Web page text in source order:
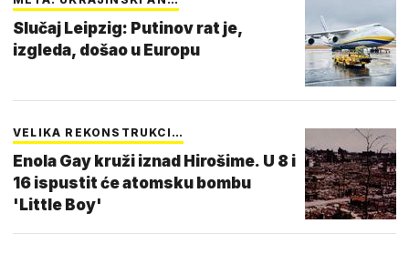
Slučaj Leipzig: Putinov rat je,
izgleda, došao u Europu
VELIKA REKONSTRUKCI…
Enola Gay kruži iznad Hirošime. U 8 i
16 ispustit će atomsku bombu
'Little Boy'